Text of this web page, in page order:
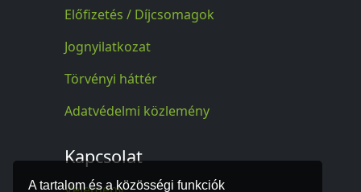
A tartalom és a közösségi funkciók
Előfizetés / Díjcsomagok
Jognyilatkozat
Törvényi háttér
Adatvédelmi közlemény
Kapcsolat